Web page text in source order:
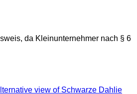
da Kleinunternehmer nach § 6